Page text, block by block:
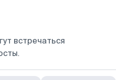
встречаться